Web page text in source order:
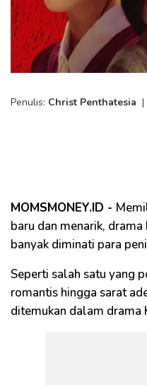
Penulis: Christ Penthatesia |
MOMSMONEY.ID -
baru dan menarik,
banyak diminati para
Seperti salah satu yang
romantis hingga sarat
ditemukan dalam drama